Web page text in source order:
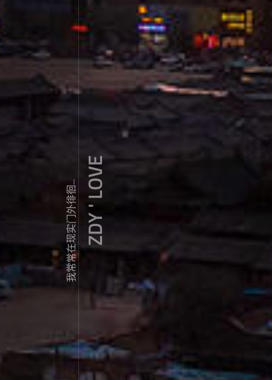
我常常在现实门外徘徊...ZDY ' LOVE